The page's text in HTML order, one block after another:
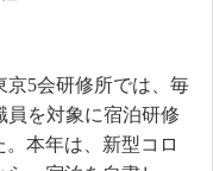
5会研修所では、毎
員を対象に宿泊研修
本年は、新型コロ